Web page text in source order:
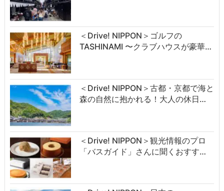
＜Drive! NIPPON＞ゴルフの
TASHINAMI 〜クラブハウスが豪華…
＜Drive! NIPPON＞古都・京都で海と
森の自然に抱かれる！大人の休日…
＜Drive! NIPPON＞観光情報のプロ
「バスガイド」さんに聞くおすす…